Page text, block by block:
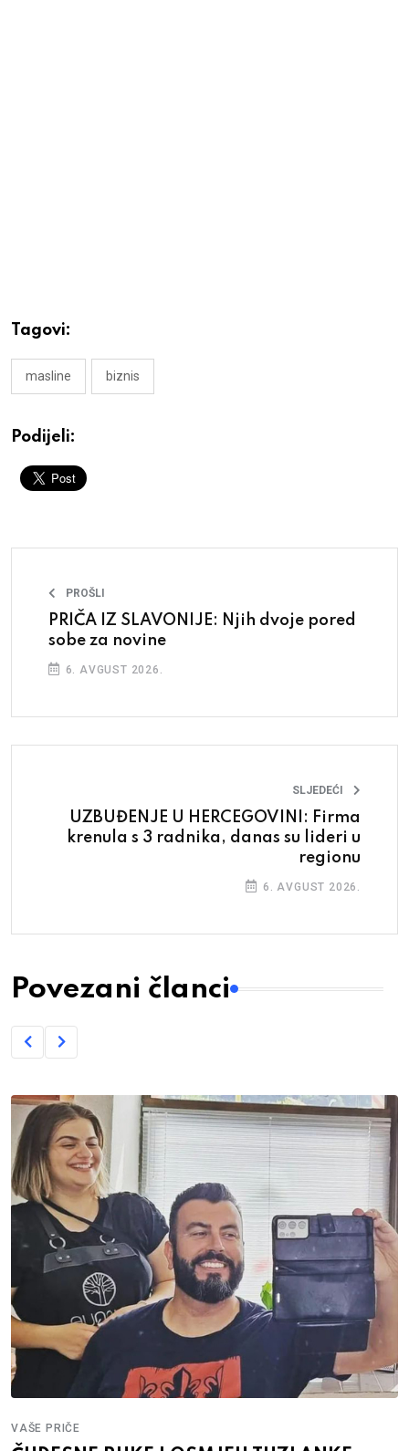
Tagovi:
masline biznis
Podijeli:
PROŠLI
PRIČA IZ SLAVONIJE: Njih dvoje pored
sobe za novine
6. AVGUST 2026.
SLJEDEĆI
UZBUĐENJE U HERCEGOVINI: Firma
krenula s 3 radnika, danas su lideri u
regionu
6. AVGUST 2026.
Povezani članci
VAŠE PRIČE